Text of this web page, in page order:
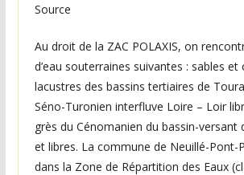
Source
Au droit de la ZAC POLAXIS, on
d’eau souterraines suivantes : sables et
lacustres des bassins tertiaires de
Séno-Turonien interfluve Loire – Loir
grès du Cénomanien du bassin-versant
et libres. La commune de Neuillé-Pont-
dans la Zone de Répartition des Eaux